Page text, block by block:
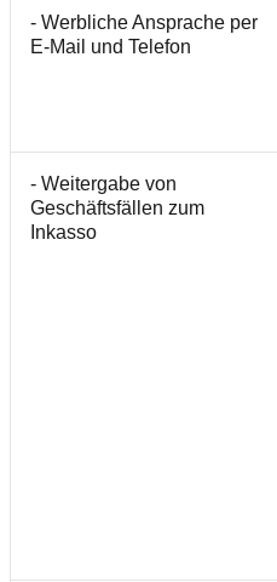
- Werbliche Ansprache per
E-Mail und Telefon
- Weitergabe von
Geschäftsfällen zum
Inkasso